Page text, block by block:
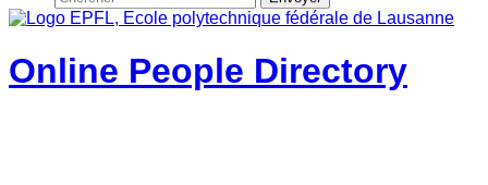
Online People Directory